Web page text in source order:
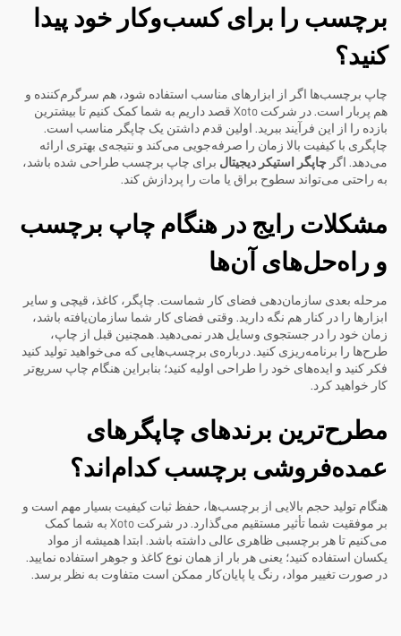
برچسب را برای کسب‌وکار خود پیدا
کنید؟
چاپ برچسب‌ها اگر از ابزارهای مناسب استفاده شود، هم سرگرم‌کننده و
هم پربار است. در شرکت Xoto قصد داریم به شما کمک کنیم تا بیشترین
بازده را از این فرآیند ببرید. اولین قدم داشتن یک چاپگر مناسب است.
چاپگری با کیفیت بالا زمان را صرفه‌جویی می‌کند و نتیجه‌ی بهتری ارائه
می‌دهد. اگر چاپگر استیکر دیجیتال برای چاپ برچسب طراحی شده باشد،
به راحتی می‌تواند سطوح براق یا مات را پردازش کند.
مشکلات رایج در هنگام چاپ برچسب
و راه‌حل‌های آن‌ها
مرحله بعدی سازمان‌دهی فضای کار شماست. چاپگر، کاغذ، قیچی و سایر
ابزارها را در کنار هم نگه دارید. وقتی فضای کار شما سازمان‌یافته باشد،
زمان خود را در جستجوی وسایل هدر نمی‌دهید. همچنین قبل از چاپ،
طرح‌ها را برنامه‌ریزی کنید. درباره‌ی برچسب‌هایی که می‌خواهید تولید کنید
فکر کنید و ایده‌های خود را طراحی اولیه کنید؛ بنابراین هنگام چاپ سریع‌تر
کار خواهید کرد.
مطرح‌ترین برندهای چاپگرهای
عمده‌فروشی برچسب کدام‌اند؟
هنگام تولید حجم بالایی از برچسب‌ها، حفظ ثبات کیفیت بسیار مهم است و
بر موفقیت شما تأثیر مستقیم می‌گذارد. در شرکت Xoto به شما کمک
می‌کنیم تا هر برچسبی ظاهری عالی داشته باشد. ابتدا همیشه از مواد
یکسان استفاده کنید؛ یعنی هر بار از همان نوع کاغذ و جوهر استفاده نمایید.
در صورت تغییر مواد، رنگ یا پایان‌کار ممکن است متفاوت به نظر برسد.